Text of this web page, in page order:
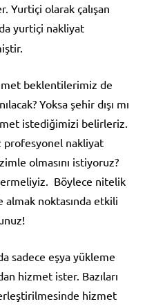
Yurtiçi olarak çalışan
yurtiçi nakliyat
beklentilerimiz de
Yoksa şehir dışı mı
istediğimizi belirleriz.
profesyonel nakliyat
olmasını istiyoruz?
Böylece nitelik
noktasında etkili
sadece eşya yükleme
hizmet ister. Bazıları
hizmet